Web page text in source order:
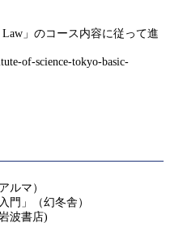
Law」のコース内容に従って進
of-science-tokyo-basic-
ルマ）
門」（幻冬舎）
波書店)